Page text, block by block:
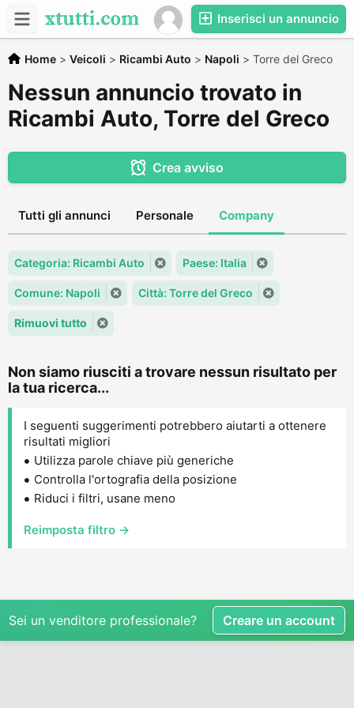
Inserisci un annuncio
Home > Veicoli > Ricambi Auto > Napoli > Torre del Greco
Nessun annuncio trovato in
Ricambi Auto, Torre del Greco
Crea avviso
Tutti gli annunci Personale Company
Categoria: Ricambi Auto Paese: Italia
Comune: Napoli Città: Torre del Greco
Rimuovi tutto
Non siamo riusciti a trovare nessun risultato per
la tua ricerca...
I seguenti suggerimenti potrebbero aiutarti a ottenere
risultati migliori
Utilizza parole chiave più generiche
Controlla l'ortografia della posizione
Riduci i filtri, usane meno
Reimposta filtro →
Sei un venditore professionale? Creare un account